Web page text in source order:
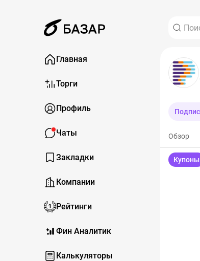
Главная
Торги
Профиль
Чаты
Закладки
Компании
Рейтинги
Фин Аналитик
Калькуляторы
Обзор
Купоны